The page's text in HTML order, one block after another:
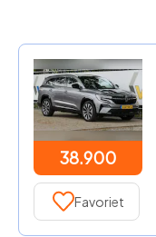
38.900
Favoriet